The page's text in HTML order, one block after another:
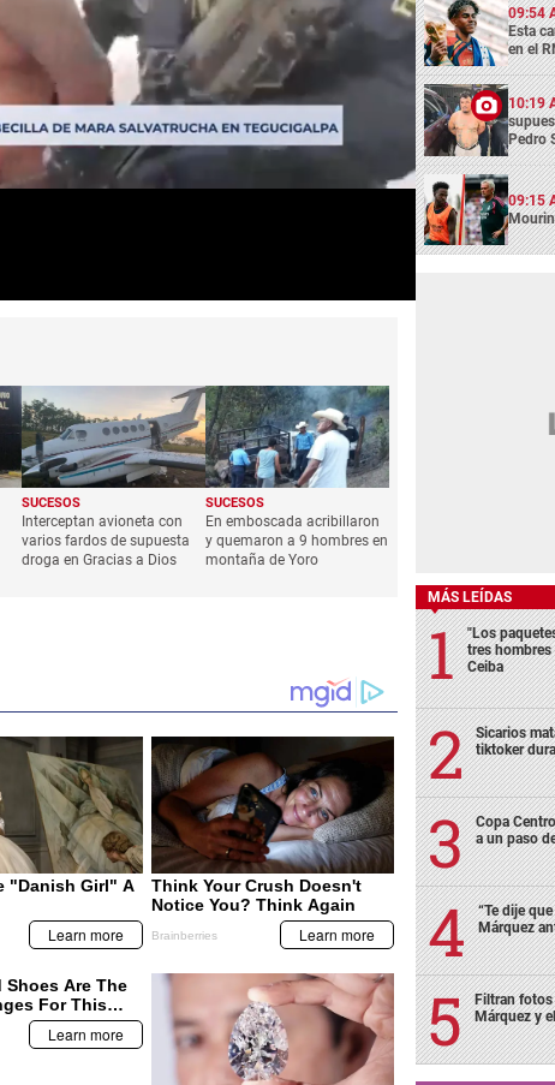
SUCESOS
Interceptan avioneta con
varios fardos de supuesta
droga en Gracias a Dios
SUCESOS
En emboscada acribillaron
y quemaron a 9 hombres en
montaña de Yoro
09:54
Esta
en el
10:19
Pedro
09:15
MÁS LEÍDAS
"Los
tres
Ceiba
Sicarios
tiktoker
Copa
a un paso
“Te dije
Márquez
Filtran fotos
Márquez y